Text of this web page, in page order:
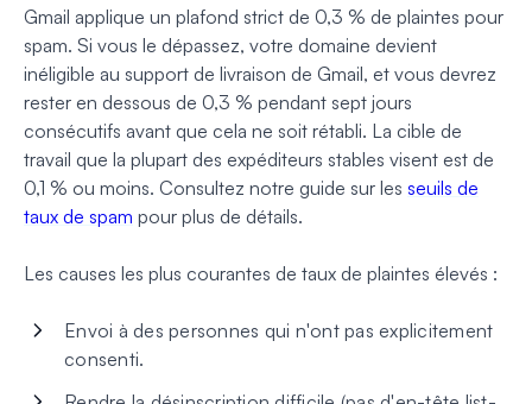
Gmail applique un plafond strict de 0,3 % de plaintes pour
spam. Si vous le dépassez, votre domaine devient
inéligible au support de livraison de Gmail, et vous devrez
rester en dessous de 0,3 % pendant sept jours
consécutifs avant que cela ne soit rétabli. La cible de
travail que la plupart des expéditeurs stables visent est de
0,1 % ou moins. Consultez notre guide sur les seuils de
taux de spam pour plus de détails.
Les causes les plus courantes de taux de plaintes élevés :
Envoi à des personnes qui n'ont pas explicitement
consenti.